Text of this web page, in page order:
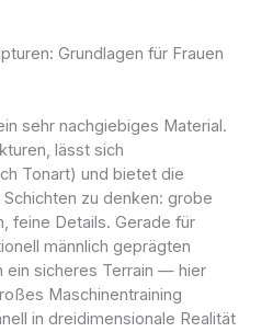
Grundlagen für Frauen
sehr nachgiebiges Material.
lässt sich
Tonart) und bietet die
zu denken: grobe
feine Details. Gerade für
männlich geprägten
ein sicheres Terrain — hier
Maschinentraining
in dreidimensionale Realität